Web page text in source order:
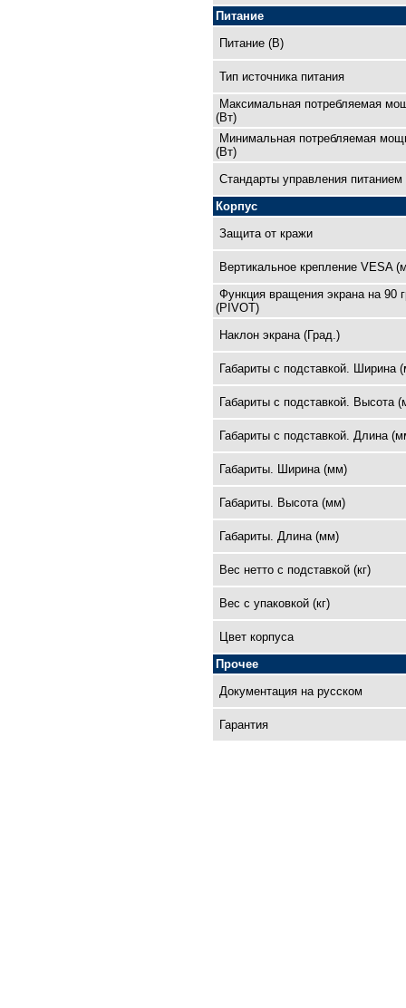
Питание
Питание (В)
Тип источника питания
Максимальная потребляемая
(Вт)
Минимальная потребляемая
(Вт)
Cтандарты управления питанием
Корпус
Защита от кражи
Вертикальное крепление VESA
Функция вращения экрана на 90
(PIVOT)
Наклон экрана (Град.)
Габариты с подставкой. Ширина
Габариты с подставкой. Высота
Габариты с подставкой. Длина
Габариты. Ширина (мм)
Габариты. Высота (мм)
Габариты. Длина (мм)
Вес нетто с подставкой (кг)
Вес с упаковкой (кг)
Цвет корпуса
Прочее
Документация на русском
Гарантия